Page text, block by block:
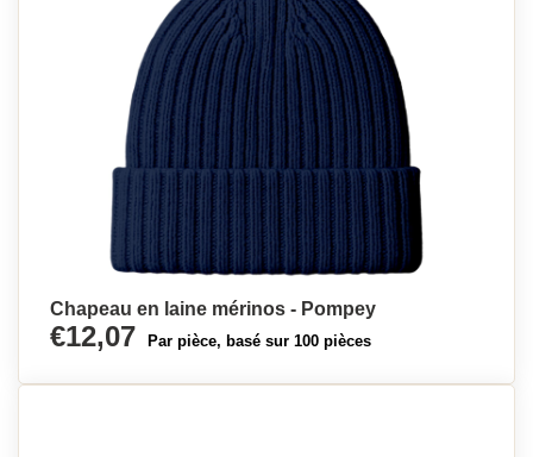
Chapeau en laine mérinos - Pompey
€12,07 Par pièce, basé sur 100 pièces